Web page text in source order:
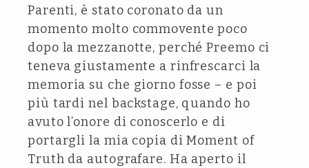
Parenti, è stato coronato da un
momento molto commovente poco
dopo la mezzanotte, perché Preemo ci
teneva giustamente a rinfrescarci la
memoria su che giorno fosse – e poi
più tardi nel backstage, quando ho
avuto l’onore di conoscerlo e di
portargli la mia copia di Moment of
Truth da autografare. Ha aperto il